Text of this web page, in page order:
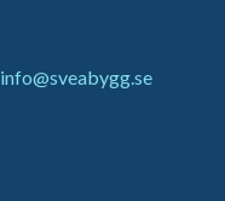
info@sveabygg.se